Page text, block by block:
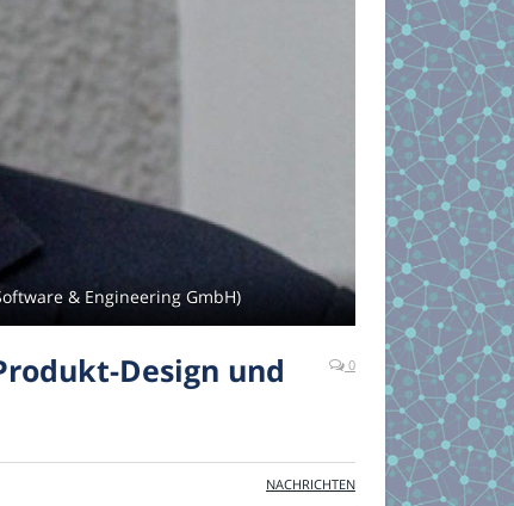
& Engineering GmbH)
Design und
0
NACHRICHTEN